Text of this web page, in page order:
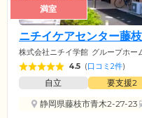
満室
ニチイケアセンター藤
株式会社ニチイ学館 グループホー
4.5 (口コミ2件)
自立 要支援2
静岡県藤枝市青木2-27-23